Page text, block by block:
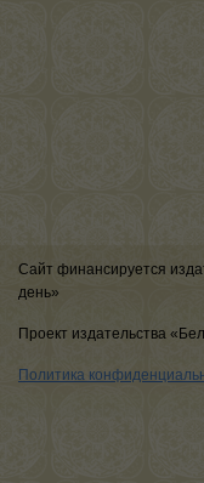
Сайт финансируется
день»
Проект издательства
Политика